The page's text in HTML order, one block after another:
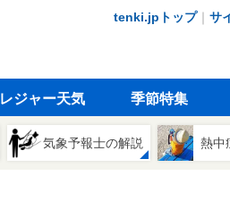
tenki.jpトップ｜ サ
レジャー天気 季節特集
気象予報士の解説 熱中